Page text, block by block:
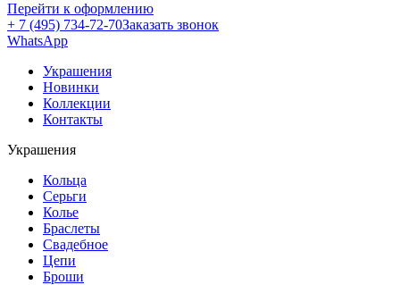
Перейти к оформлению
+ 7 (495) 734-72-70Заказать звонок
WhatsApp
Украшения
Новинки
Коллекции
Контакты
Украшения
Кольца
Серьги
Колье
Браслеты
Свадебное
Цепи
Броши